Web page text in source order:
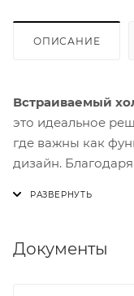
ОПИСАНИЕ
Встраиваемый
это идеальное
где важны как
дизайн.
Документы